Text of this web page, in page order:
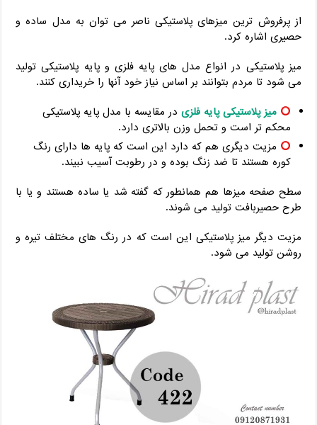
از پرفروش ترین میزهای پلاستیکی ناصر می توان به مدل ساده و
حصیری اشاره کرد.
میز پلاستیکی در انواع مدل های پایه فلزی و پایه پلاستیکی تولید
می شود تا مردم بتوانند بر اساس نیاز خود آنها را خریداری کنند.
میز پلاستیکی پایه فلزی در مقایسه با مدل پایه پلاستیکی
محکم تر است و تحمل وزن بالاتری دارد.
مزیت دیگری هم که دارد این است که پایه ها دارای رنگ
کوره هستند تا ضد زنگ بوده و در رطوبت آسیب نبیند.
سطح صفحه میزها هم همانطور که گفته شد یا ساده هستند و یا با
طرح حصیربافت تولید می شوند.
مزیت دیگر میز پلاستیکی این است که در رنگ های مختلف تیره و
روشن تولید می شود.